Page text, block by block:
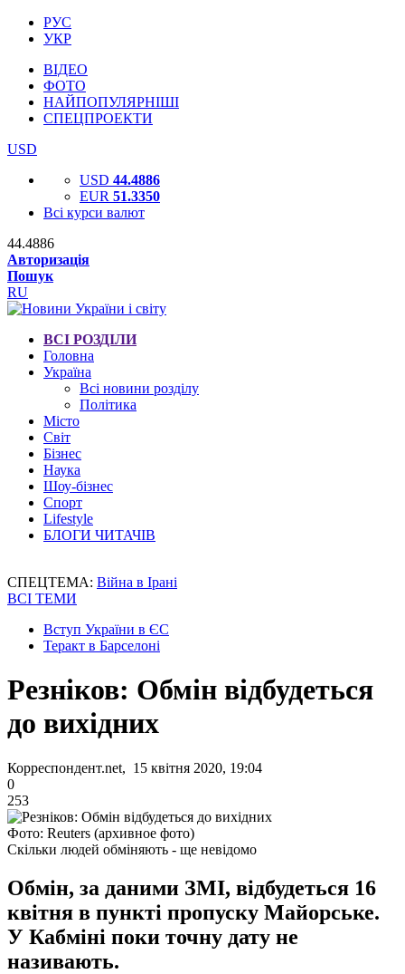
РУС
УКР
ВІДЕО
ФОТО
НАЙПОПУЛЯРНІШІ
СПЕЦПРОЕКТИ
USD
USD 44.4886
EUR 51.3350
Всі курси валют
44.4886
Авторизація
Пошук
RU
ВСІ РОЗДІЛИ
Головна
Україна
Всі новини розділу
Політика
Місто
Світ
Бізнес
Наука
Шоу-бізнес
Спорт
Lifestyle
БЛОГИ ЧИТАЧІВ
СПЕЦТЕМА: Війна в Ірані
ВСІ ТЕМИ
Вступ України в ЄС
Теракт в Барселоні
Резніков: Обмін відбудеться
до вихідних
Корреспондент.net, 15 квітня 2020, 19:04
0
253
Фото: Reuters (архивное фото)
Скільки людей обміняють - ще невідомо
Обмін, за даними ЗМІ, відбудеться 16
квітня в пункті пропуску Майорське.
У Кабміні поки точну дату не
називають.